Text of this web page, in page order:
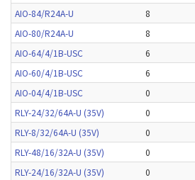
AIO-84/R24A-U
8
AIO-80/R24A-U
8
AIO-64/4/1B-USC
6
AIO-60/4/1B-USC
6
AIO-04/4/1B-USC
0
RLY-24/32/64A-U (35V)
0
RLY-8/32/64A-U (35V)
0
RLY-48/16/32A-U (35V)
0
RLY-24/16/32A-U (35V)
0